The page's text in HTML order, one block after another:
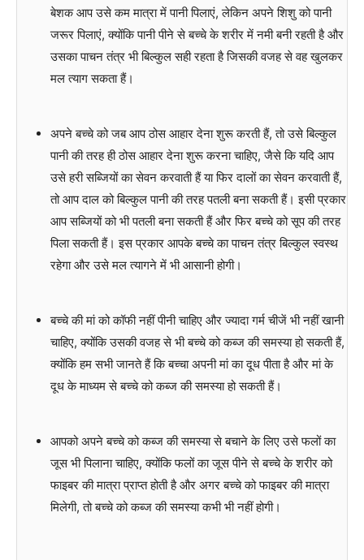
बेशक आप उसे कम मात्रा में पानी पिलाएं, लेकिन अपने शिशु को पानी
जरूर पिलाएं, क्योंकि पानी पीने से बच्चे के शरीर में नमी बनी रहती है और
उसका पाचन तंत्र भी बिल्कुल सही रहता है जिसकी वजह से वह खुलकर
मल त्याग सकता हैं।
अपने बच्चे को जब आप ठोस आहार देना शुरू करती हैं, तो उसे बिल्कुल
पानी की तरह ही ठोस आहार देना शुरू करना चाहिए, जैसे कि यदि आप
उसे हरी सब्जियों का सेवन करवाती हैं या फिर दालों का सेवन करवाती हैं,
तो आप दाल को बिल्कुल पानी की तरह पतली बना सकती हैं। इसी प्रकार
आप सब्जियों को भी पतली बना सकती हैं और फिर बच्चे को सूप की तरह
पिला सकती हैं। इस प्रकार आपके बच्चे का पाचन तंत्र बिल्कुल स्वस्थ
रहेगा और उसे मल त्यागने में भी आसानी होगी।
बच्चे की मां को कॉफी नहीं पीनी चाहिए और ज्यादा गर्म चीजें भी नहीं खानी
चाहिए, क्योंकि उसकी वजह से भी बच्चे को कब्ज की समस्या हो सकती हैं,
क्योंकि हम सभी जानते हैं कि बच्चा अपनी मां का दूध पीता है और मां के
दूध के माध्यम से बच्चे को कब्ज की समस्या हो सकती हैं।
आपको अपने बच्चे को कब्ज की समस्या से बचाने के लिए उसे फलों का
जूस भी पिलाना चाहिए, क्योंकि फलों का जूस पीने से बच्चे के शरीर को
फाइबर की मात्रा प्राप्त होती है और अगर बच्चे को फाइबर की मात्रा
मिलेगी, तो बच्चे को कब्ज की समस्या कभी भी नहीं होगी।